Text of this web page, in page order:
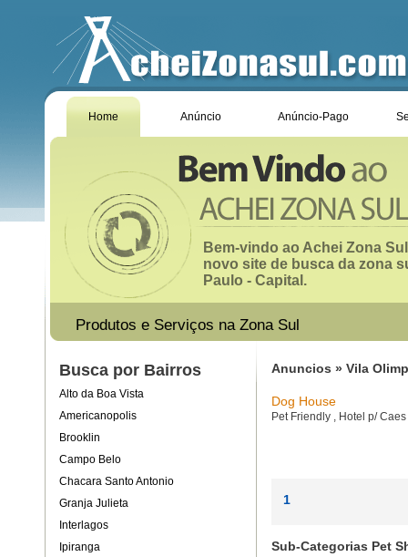
Home Anúncio Anúncio-Pago
Bem-vindo ao Achei Zona
novo site de busca da zona
Paulo - Capital.
Produtos e Serviços na Zona Sul
Busca por Bairros
Alto da Boa Vista
Americanopolis
Brooklin
Campo Belo
Chacara Santo Antonio
Granja Julieta
Interlagos
Ipiranga
Anuncios » Vila
Dog House
Pet Friendly , Hotel p/ Caes
1
Sub-Categorias Pet